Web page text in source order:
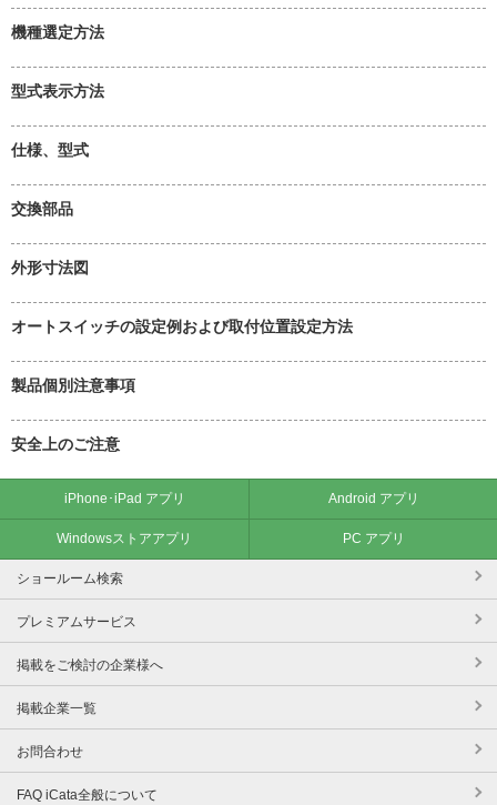
機種選定方法
型式表示方法
仕様、型式
交換部品
外形寸法図
オートスイッチの設定例および取付位置設定方法
製品個別注意事項
安全上のご注意
iPhone･iPad アプリ Android アプリ
Windowsストアアプリ PC アプリ
ショールーム検索
プレミアムサービス
掲載をご検討の企業様へ
掲載企業一覧
お問合わせ
FAQ iCata全般について